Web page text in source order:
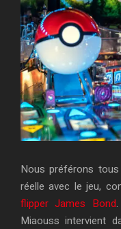
Nous préférons
réelle avec le jeu,
flipper James Bond
Miaouss intervient